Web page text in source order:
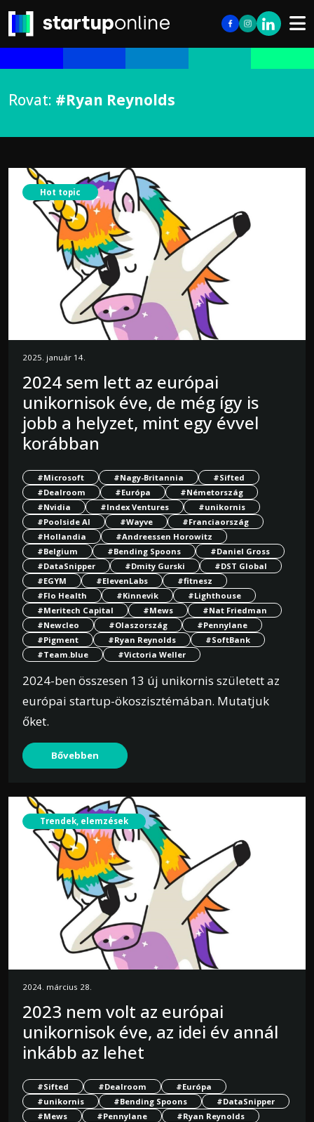
Rovat: #Ryan Reynolds
Hot topic
2025. január 14.
2024 sem lett az európai
unikornisok éve, de még így is
jobb a helyzet, mint egy évvel
korábban
#Microsoft #Nagy-Britannia
#Sifted
#Dealroom
#Európa
#Németország
#Nvidia
#Index Ventures
#unikornis
#Poolside AI
#Wayve
#Franciaország
#Hollandia
#Andreessen Horowitz
#Belgium
#Bending Spoons
#Daniel Gross
#DataSnipper
#Dmity Gurski
#DST Global
#EGYM
#ElevenLabs
#fitnesz
#Flo Health
#Kinnevik
#Lighthouse
#Meritech Capital
#Mews
#Nat Friedman
#Newcleo
#Olaszország
#Pennylane
#Pigment
#Ryan Reynolds
#SoftBank
#Team.blue
#Victoria Weller
2024-ben összesen 13 új unikornis született az
európai startup-ökoszisztémában. Mutatjuk
őket.
Bővebben
Trendek, elemzések
2024. március 28.
2023 nem volt az európai
unikornisok éve, az idei év annál
inkább az lehet
#Sifted #Dealroom
#Európa
#unikornis
#Bending Spoons
#DataSnipper
#Mews
#Pennylane
#Ryan Reynolds